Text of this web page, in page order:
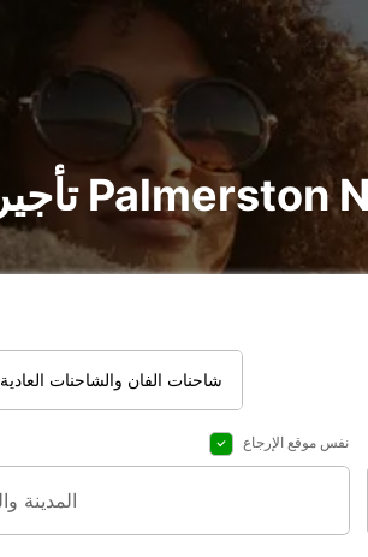
شاحنات الفان والشاحنات العادية
نفس موقع الإرجاع